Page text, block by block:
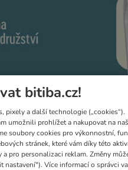
vytvořil speciální krmivo,
a originální!
bitiba.cz!
pixely a další technologie („cookies“).
umožnili prohlížet a nakupovat na
soubory cookies pro výkonnostní,
stránek, které vám díky této
pro personalizaci reklam. Změny
nastavení"). Více informací o správci